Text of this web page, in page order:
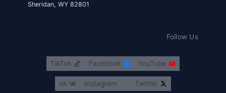
Sheridan, WY 82801
Follow Us
YouTube
Facebook
TikTok
Twitter
Instagram
vk